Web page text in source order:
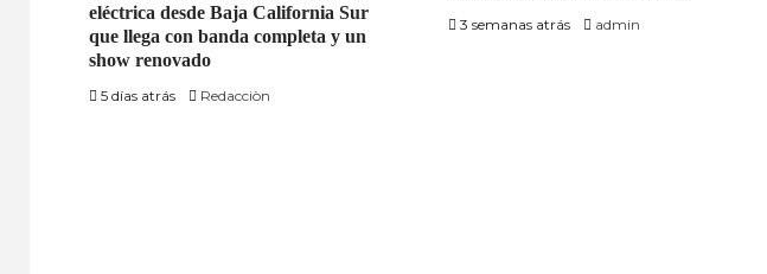
eléctrica desde Baja California Sur
que llega con banda completa y un
show renovado
5 días atrás Redacciòn
3 semanas atrás admin